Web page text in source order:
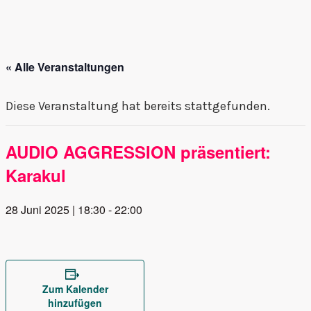
« Alle Veranstaltungen
Diese Veranstaltung hat bereits stattgefunden.
AUDIO AGGRESSION präsentiert:
Karakul
28 Juni 2025 | 18:30 -22:00
Zum Kalender
hinzufügen